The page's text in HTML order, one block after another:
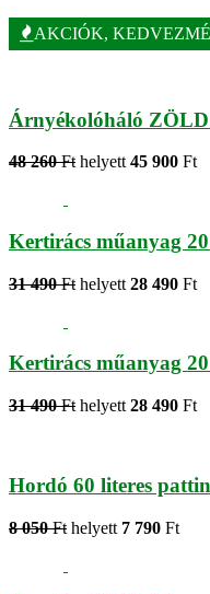
AKCIÓK,
Árnyékolóháló
48 260 Ft helyett 45 900 Ft
Kertirács műanyag
31 490 Ft helyett 28 490 Ft
Kertirács műanyag
31 490 Ft helyett 28 490 Ft
Hordó 60 literes
8 050 Ft helyett 7 790 Ft